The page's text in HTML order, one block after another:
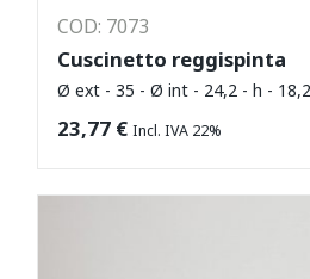
COD: 7073
Cuscinetto reggispinta
Ø ext - 35 - Ø int - 24,2 - h - 18,2
23,77 € Incl. IVA 22%